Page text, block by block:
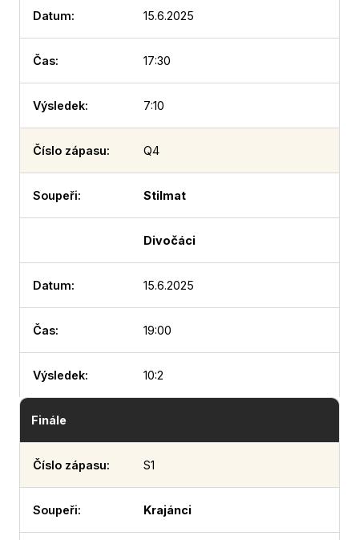
15.6.2025
17:30
7:10
Q4
Stilmat
Divočáci
15.6.2025
19:00
10:2
Finále
S1
Krajánci